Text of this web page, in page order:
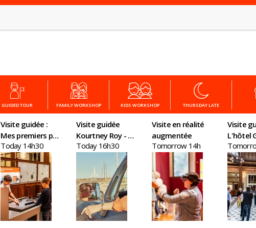
GUIDED TOUR FAMILY WORKSHOP KIDS WORKSHOP THURSDAY LATE
Visite guidée :
Mes premiers pas
en économie
Today 14h30
Visite guidée
Kourtney Roy - All
Inclusive
Today 16h30
Visite en réalité
augmentée
Tomorrow 14h
Visite
L'hôtel
un
plein